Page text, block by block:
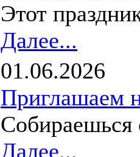
Этот
Далее...
01.06.2026
Приглашаем
Собираешься
Далее...